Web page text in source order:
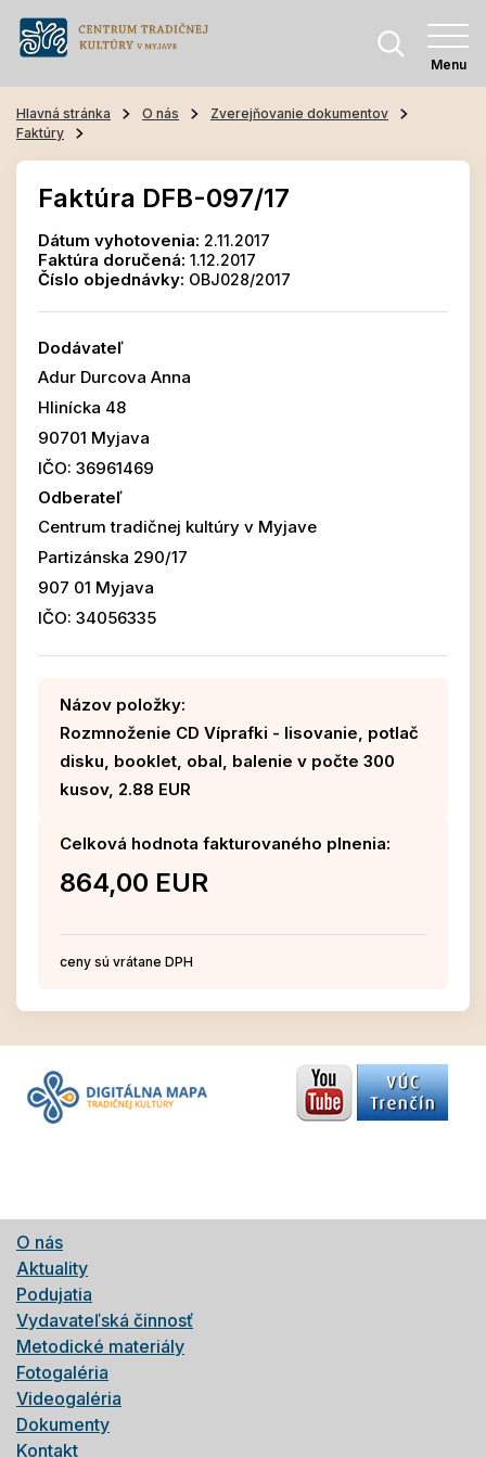
Menu
Hlavná stránka O nás
Zverejňovanie dokumentov
Faktúry
Faktúra DFB-097/17
Dátum vyhotovenia: 2.11.2017
Faktúra doručená: 1.12.2017
Číslo objednávky: OBJ028/2017
Dodávateľ
Adur Durcova Anna
Hlinícka 48
90701 Myjava
IČO: 36961469
Odberateľ
Centrum tradičnej kultúry v Myjave
Partizánska 290/17
907 01 Myjava
IČO: 34056335
Názov položky:
Rozmnoženie CD Víprafki - lisovanie, potlač
disku, booklet, obal, balenie v počte 300
kusov, 2.88 EUR
Celková hodnota fakturovaného plnenia:
864,00 EUR
ceny sú vrátane DPH
O nás
Aktuality
Podujatia
Vydavateľská činnosť
Metodické materiály
Fotogaléria
Videogaléria
Dokumenty
Kontakt